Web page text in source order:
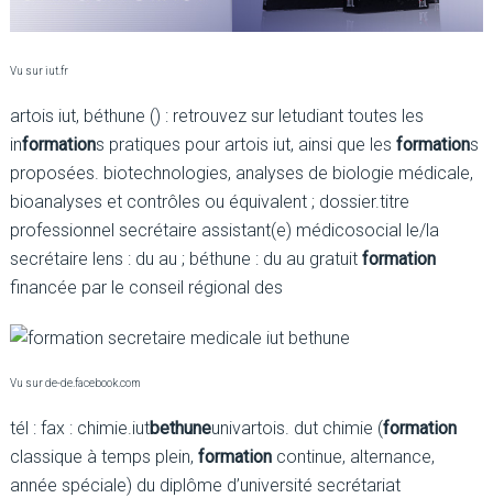
Vu sur iut.fr
artois iut, béthune () : retrouvez sur letudiant toutes les
informations pratiques pour artois iut, ainsi que les formations
proposées. biotechnologies, analyses de biologie médicale,
bioanalyses et contrôles ou équivalent ; dossier.titre
professionnel secrétaire assistant(e) médicosocial le/la
secrétaire lens : du au ; béthune : du au gratuit formation
financée par le conseil régional des
Vu sur de-de.facebook.com
tél : fax : chimie.iutbethuneunivartois. dut chimie (formation
classique à temps plein, formationcontinue, alternance,
année spéciale) du diplôme d’université secrétariat